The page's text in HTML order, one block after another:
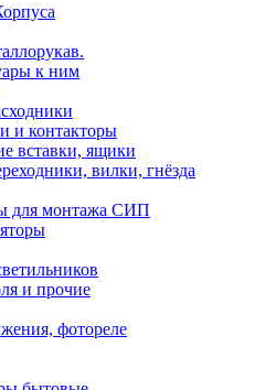
к ним
и контакторы
вставки, ящики
вилки, гнёзда
для монтажа СИП
и прочие
фотореле